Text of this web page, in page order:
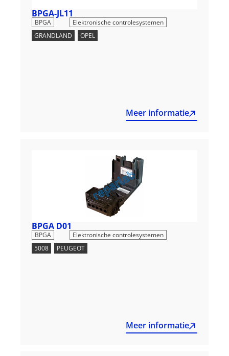
BPGA-JL11
BPGA
Elektronische controlesystemen
GRANDLAND
OPEL
Meer informatie
BPGA D01
BPGA
Elektronische controlesystemen
5008
PEUGEOT
Meer informatie